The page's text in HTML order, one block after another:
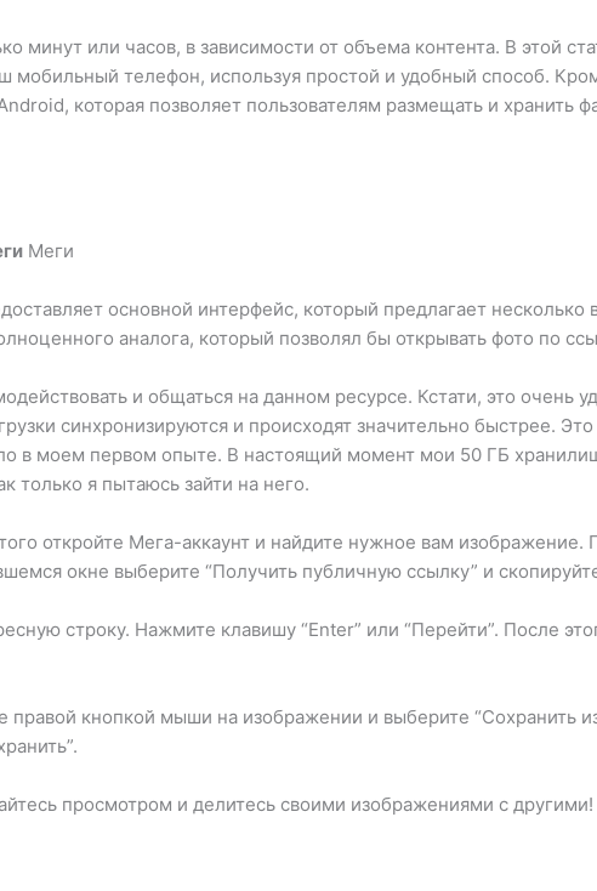
минут или часов, в зависимости от объема контента. В этой
мобильный телефон, используя простой и удобный способ.
которая позволяет пользователям размещать и хранить
Меги
основной интерфейс, который предлагает несколько
аналога, который позволял бы открывать фото по
и общаться на данном ресурсе. Кстати, это очень
синхронизируются и происходят значительно быстрее.
в моем первом опыте. В настоящий момент мои 50 ГБ
только я пытаюсь зайти на него.
откройте Мега-аккаунт и найдите нужное вам изображение.
окне выберите “Получить публичную ссылку” и
строку. Нажмите клавишу “Enter” или “Перейти”. После
кнопкой мыши на изображении и выберите “Сохранить
просмотром и делитесь своими изображениями с другими!